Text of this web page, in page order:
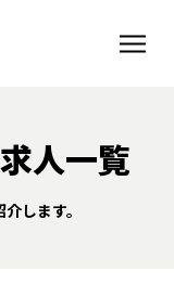
人一覧
します。